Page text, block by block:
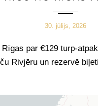
30. jūlijs, 2026
par €129 turp-
Rivjēru un rezervē